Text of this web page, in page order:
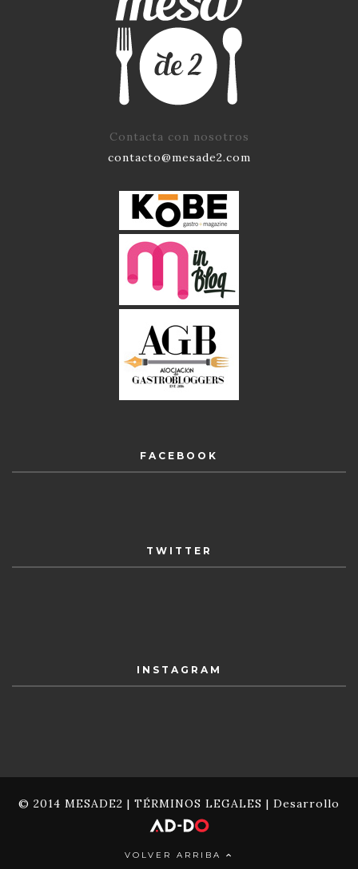
Contacta con nosotros
contacto@mesade2.com
FACEBOOK
TWITTER
INSTAGRAM
© 2014 MESADE2 | TÉRMINOS LEGALES | Desarrollo
VOLVER ARRIBA